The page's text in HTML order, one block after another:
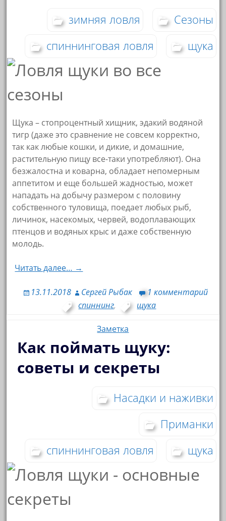
зимняя ловля
Сезоны
спиннинговая ловля
щука
Щука – стопроцентный хищник, эдакий водяной
тигр (даже это сравнение не совсем корректно,
так как любые кошки, и дикие, и домашние,
растительную пищу все-таки употребляют). Она
безжалостна и коварна, обладает непомерным
аппетитом и еще большей жадностью, может
нападать на добычу размером с половину
собственного туловища, поедает любых рыб,
личинок, насекомых, червей, водоплавающих
птенцов и водяных крыс и даже собственную
молодь.
Читать далее… →
13.11.2018 Сергей Рыбак
1 комментарий
спиннинг, щука
Заметка
Как поймать щуку:
советы и секреты
Насадки и наживки
Приманки
спиннинговая ловля
щука